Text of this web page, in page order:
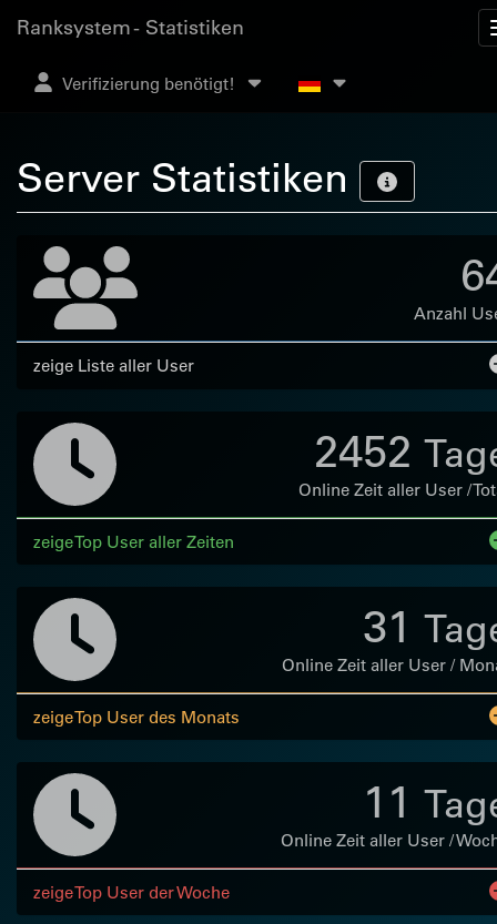
Ranksystem - Statistiken
Verifizierung benötigt!
Server Statistiken
Anzahl
zeige Liste aller User
2452
Online Zeit aller User /
zeige Top User aller Zeiten
31
Online Zeit aller User /
zeige Top User des Monats
11
Online Zeit aller User /
zeige Top User der Woche